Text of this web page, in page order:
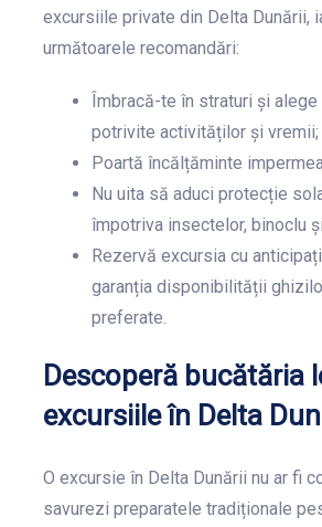
excursiile private din Delta Dunării,
următoarele recomandări:
Îmbracă-te în straturi și
potrivite activităților și vremii;
Poartă încălțăminte
Nu uita să aduci protecție
împotriva insectelor, binoclu
Rezervă excursia cu
garanția disponibilității
preferate.
Descoperă bucătăria
excursiile în Delta
O excursie în Delta Dunării nu ar fi
savurezi preparatele tradiționale